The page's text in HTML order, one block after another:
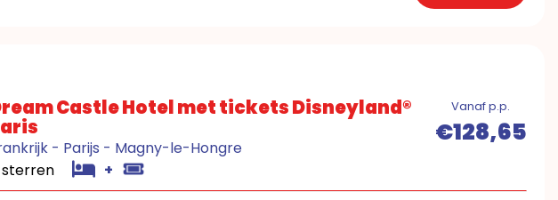
Castle Hotel met tickets Disneyland®
- Parijs - Magny-le-Hongre
Vanaf p.p.
€128,65
+